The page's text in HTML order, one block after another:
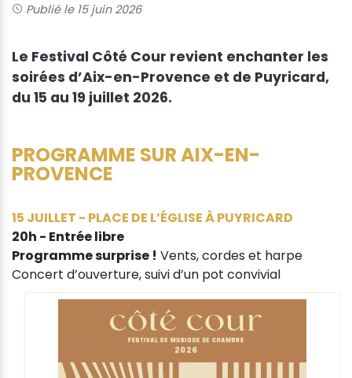
Publié le 15 juin 2026
Le Festival Côté Cour revient enchanter les
soirées d’Aix-en-Provence et de Puyricard,
du 15 au 19 juillet 2026.
PROGRAMME SUR AIX-EN-
PROVENCE
15 JUILLET - PLACE DE L’ÉGLISE À PUYRICARD
20h - Entrée libre
Programme surprise ! Vents, cordes et harpe
Concert d’ouverture, suivi d’un pot convivial